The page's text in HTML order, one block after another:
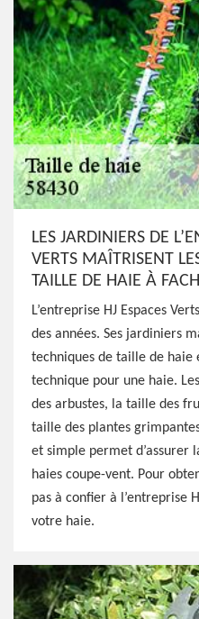
LES JARDINIERS DE
VERTS MAÎTRISENT
TAILLE DE HAIE À
L’entreprise HJ Espaces
des années. Ses jardiniers
techniques de taille de haie
technique pour une haie.
des arbustes, la taille des
taille des plantes
et simple permet d’assurer
haies coupe-vent. Pour
pas à confier à l’entreprise
votre haie.